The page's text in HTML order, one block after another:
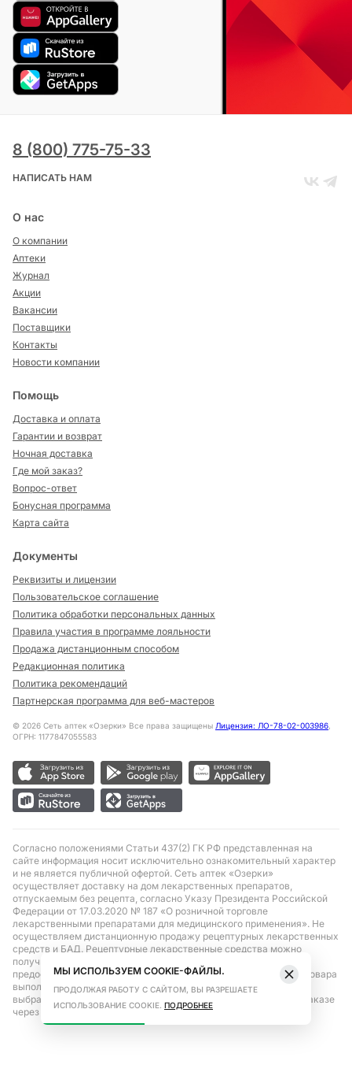
8 (800) 775-75-33
НАПИСАТЬ НАМ
О нас
О компании
Аптеки
Журнал
Акции
Вакансии
Поставщики
Контакты
Новости компании
Помощь
Доставка и оплата
Гарантии и возврат
Ночная доставка
Где мой заказ?
Вопрос-ответ
Бонусная программа
Карта сайта
Документы
Реквизиты и лицензии
Пользовательское соглашение
Политика обработки персональных данных
Правила участия в программе лояльности
Продажа дистанционным способом
Редакционная политика
Политика рекомендаций
Партнерская программа для веб-мастеров
© 2026 Сеть аптек «Озерки» Все права защищены Лицензия: ЛО-78-02-003986,
ОГРН: 1177847055583
Согласно положениями Статьи 437(2) ГК РФ представленная на
сайте информация носит исключительно ознакомительный характер
и не является публичной офертой. Сеть аптек «Озерки»
осуществляет доставку на дом лекарственных препаратов,
отпускаемым без рецепта, согласно Указу Президента Российской
Федерации от 17.03.2020 № 187 «О розничной торговле
лекарственными препаратами для медицинского применения». Не
осуществляем дистанционную продажу рецептурных лекарственных
средств и БАД. Рецептурные лекарственные средства можно
получить только при помощи самовывоза в аптеке при
предоставлении рецепта, выписанного врачом. Бронирование товара
выполняется при условиях последующего выкупа заказа в
выбранном аптечном пункте. Цена действительна только при заказе
через сайт.
МЫ ИСПОЛЬЗУЕМ COOKIE-ФАЙЛЫ.
ПРОДОЛЖАЯ РАБОТУ С САЙТОМ, ВЫ РАЗРЕШАЕТЕ
ИСПОЛЬЗОВАНИЕ COOKIE. ПОДРОБНЕЕ